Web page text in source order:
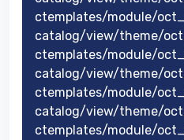
ctemplates/module/
catalog/view/theme/
ctemplates/module/
catalog/view/theme/
ctemplates/module/
catalog/view/theme/
ctemplates/module/